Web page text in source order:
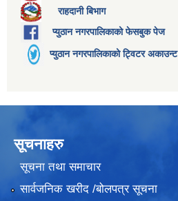
राहदानी बिभाग
प्युठान नगरपालिकाको फेसबुक पेज
प्युठान नगरपालिकाको ट्विटर अकाउन्ट
सूचनाहरु
सूचना तथा समाचार
सार्वजनिक खरीद /बोलपत्र सूचना